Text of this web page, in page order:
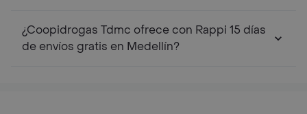
¿Coopidrogas Tdmc ofrece con Rappi 15 días
de envíos gratis en Medellín?